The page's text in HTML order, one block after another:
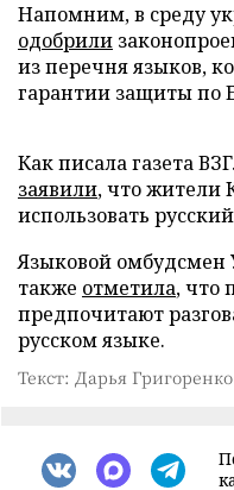
Напомним, в среду
одобрили
из перечня языков,
гарантии защиты по
Как писала газета
заявили, что жители
использовать
Языковой омбудсмен
также отметила, что
предпочитают
русском языке.
Текст: Дарья Григоренко